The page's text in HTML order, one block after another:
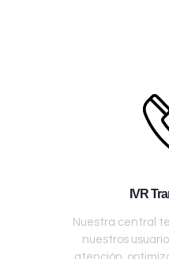
IVR
Nuestra central
nuestros